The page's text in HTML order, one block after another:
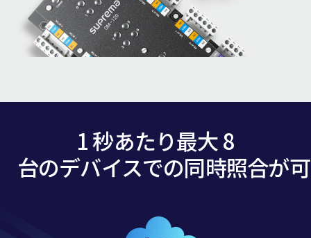
1 秒あたり最大 8
台のデバイスでの同時照合が